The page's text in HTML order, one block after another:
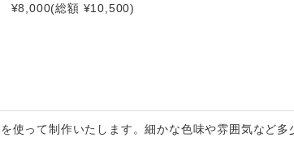
¥8,000(総額 ¥10,500)
使って制作いたします。細かな色味や雰囲気など多